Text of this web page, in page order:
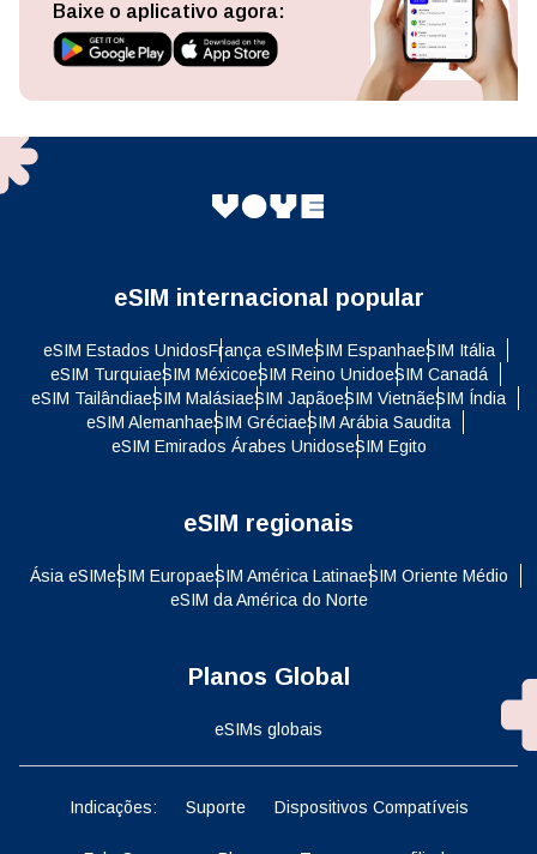
Baixe o aplicativo agora:
eSIM internacional popular
eSIM Estados UnidosFrança eSIMeSIM EspanhaeSIM Itália
eSIM TurquiaeSIM MéxicoeSIM Reino UnidoeSIM Canadá
eSIM TailândiaeSIM MalásiaeSIM JapãoeSIM VietnãeSIM Índia
eSIM AlemanhaeSIM GréciaeSIM Arábia Saudita
eSIM Emirados Árabes UnidoseSIM Egito
eSIM regionais
Ásia eSIMeSIM EuropaeSIM América LatinaeSIM Oriente Médio
eSIM da América do Norte
Planos Global
eSIMs globais
Indicações: Suporte Dispositivos Compatíveis